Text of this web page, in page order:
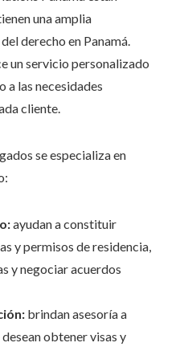
una amplia
derecho en Panamá.
un servicio personalizado
a las necesidades
cliente.
se especializa en
ayudan a constituir
y permisos de residencia,
y negociar acuerdos
brindan asesoría a
obtener visas y